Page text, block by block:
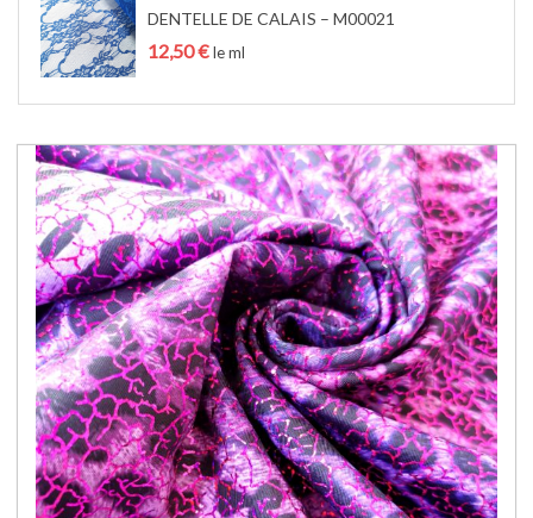
DENTELLE DE CALAIS – M00021
12,50€le ml